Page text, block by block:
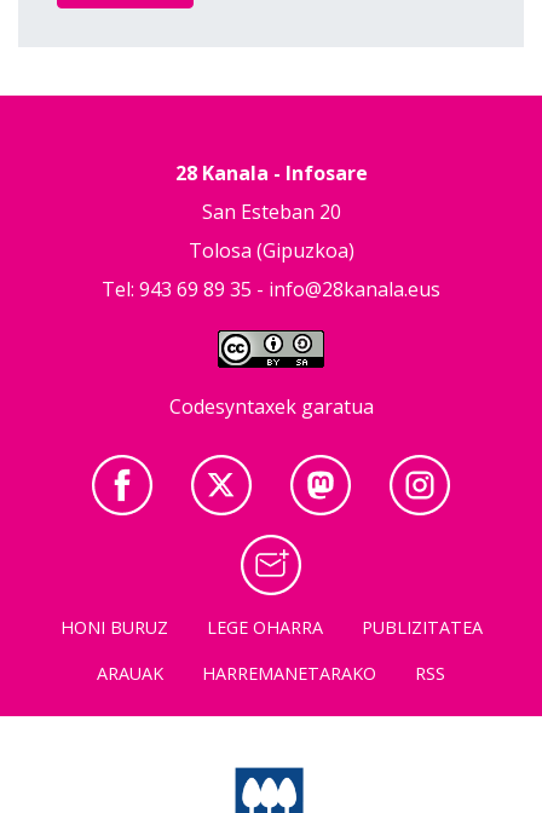
28 Kanala - Infosare
San Esteban 20
Tolosa (Gipuzkoa)
Tel: 943 69 89 35 - info@28kanala.eus
Codesyntaxek garatua
HONI BURUZ LEGE OHARRA
PUBLIZITATEA
ARAUAK
HARREMANETARAKO RSS